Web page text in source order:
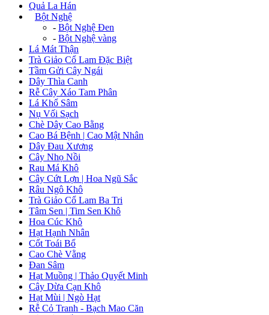
Quả La Hán
Bột Nghệ
- Bột Nghệ Đen
- Bột Nghệ vàng
Lá Mát Thận
Trà Giảo Cổ Lam Đặc Biệt
Tầm Gửi Cây Ngái
Dây Thìa Canh
Rễ Cây Xáo Tam Phân
Lá Khổ Sâm
Nụ Vối Sạch
Chè Dây Cao Bằng
Cao Bá Bệnh | Cao Mật Nhân
Dây Đau Xương
Cây Nhọ Nồi
Rau Má Khô
Cây Cứt Lợn | Hoa Ngũ Sắc
Râu Ngô Khô
Trà Giảo Cổ Lam Ba Tri
Tâm Sen | Tim Sen Khô
Hoa Cúc Khô
Hạt Hạnh Nhân
Cốt Toái Bổ
Cao Chè Vằng
Đan Sâm
Hạt Muồng | Thảo Quyết Minh
Cây Dừa Cạn Khô
Hạt Mùi | Ngò Hạt
Rễ Cỏ Tranh - Bạch Mao Căn